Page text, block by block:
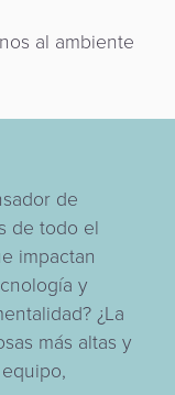
al ambiente
de
de todo el
impactan
y
¿La
más altas y